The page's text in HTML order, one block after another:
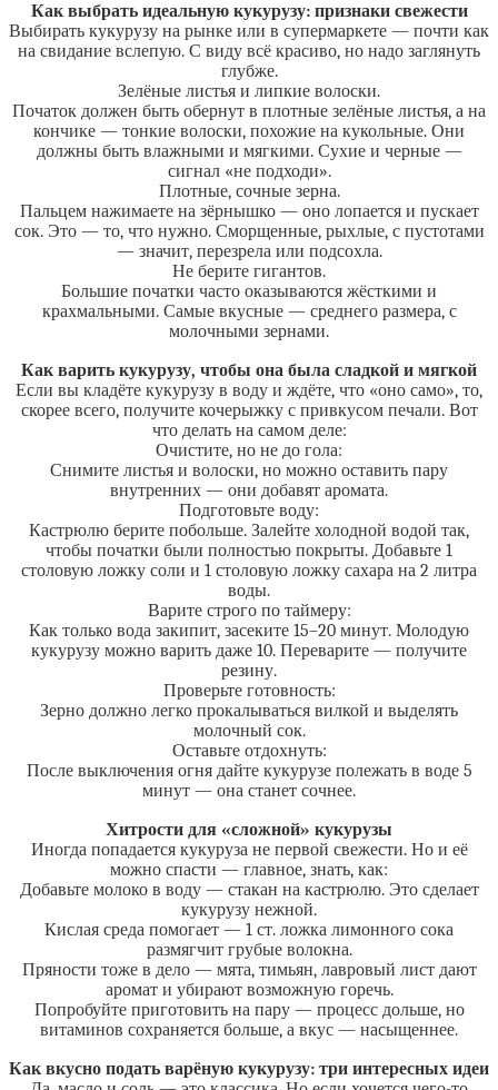
Как выбрать идеальную кукурузу: признаки свежести
Выбирать кукурузу на рынке или в супермаркете — почти как
на свидание вслепую. С виду всё красиво, но надо заглянуть
глубже.
Зелёные листья и липкие волоски.
Початок должен быть обернут в плотные зелёные листья, а на
кончике — тонкие волоски, похожие на кукольные. Они
должны быть влажными и мягкими. Сухие и черные —
сигнал «не подходи».
Плотные, сочные зерна.
Пальцем нажимаете на зёрнышко — оно лопается и пускает
сок. Это — то, что нужно. Сморщенные, рыхлые, с пустотами
— значит, перезрела или подсохла.
Не берите гигантов.
Большие початки часто оказываются жёсткими и
крахмальными. Самые вкусные — среднего размера, с
молочными зернами.
Как варить кукурузу, чтобы она была сладкой и мягкой
Если вы кладёте кукурузу в воду и ждёте, что «оно само», то,
скорее всего, получите кочерыжку с привкусом печали. Вот
что делать на самом деле:
Очистите, но не до гола:
Снимите листья и волоски, но можно оставить пару
внутренних — они добавят аромата.
Подготовьте воду:
Кастрюлю берите побольше. Залейте холодной водой так,
чтобы початки были полностью покрыты. Добавьте 1
столовую ложку соли и 1 столовую ложку сахара на 2 литра
воды.
Варите строго по таймеру:
Как только вода закипит, засеките 15–20 минут. Молодую
кукурузу можно варить даже 10. Переварите — получите
резину.
Проверьте готовность:
Зерно должно легко прокалываться вилкой и выделять
молочный сок.
Оставьте отдохнуть:
После выключения огня дайте кукурузе полежать в воде 5
минут — она станет сочнее.
Хитрости для «сложной» кукурузы
Иногда попадается кукуруза не первой свежести. Но и её
можно спасти — главное, знать, как:
Добавьте молоко в воду — стакан на кастрюлю. Это сделает
кукурузу нежной.
Кислая среда помогает — 1 ст. ложка лимонного сока
размягчит грубые волокна.
Пряности тоже в дело — мята, тимьян, лавровый лист дают
аромат и убирают возможную горечь.
Попробуйте приготовить на пару — процесс дольше, но
витаминов сохраняется больше, а вкус — насыщеннее.
Как вкусно подать варёную кукурузу: три интересных идеи